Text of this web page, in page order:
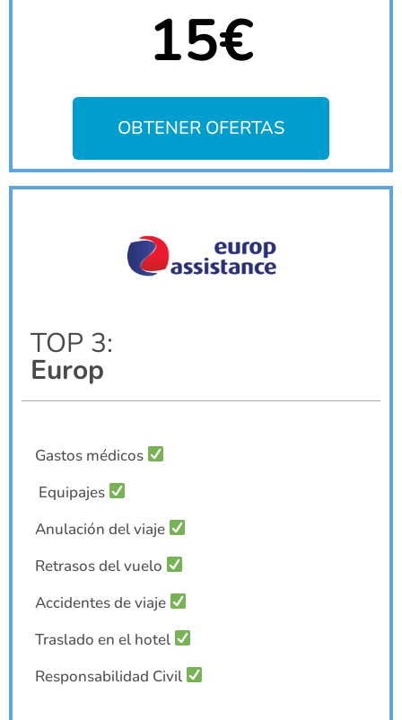
15€
OBTENER OFERTAS
TOP 3:
Europ
Gastos médicos
Equipajes
Anulación del viaje
Retrasos del vuelo
Accidentes de viaje
Traslado en el hotel
Responsabilidad Civil